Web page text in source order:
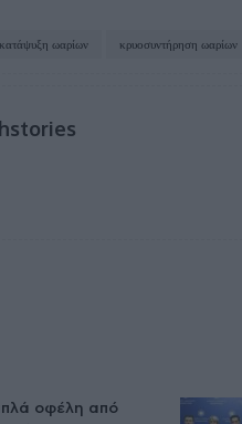
κατάψυξη ωαρίων κρυοσυντήρηση ωαρίων
οφέλη από